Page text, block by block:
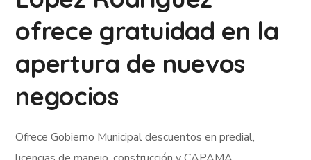
ofrece gratuidad en la
apertura de nuevos
negocios
Ofrece Gobierno Municipal descuentos en predial,